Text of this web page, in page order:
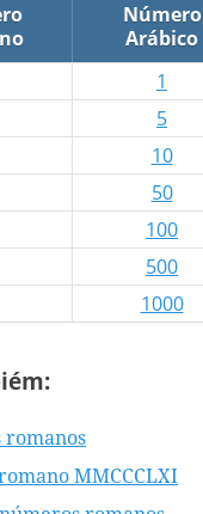
Número
Arábico
1
5
10
50
100
500
1000
romanos
MMCCCLXI